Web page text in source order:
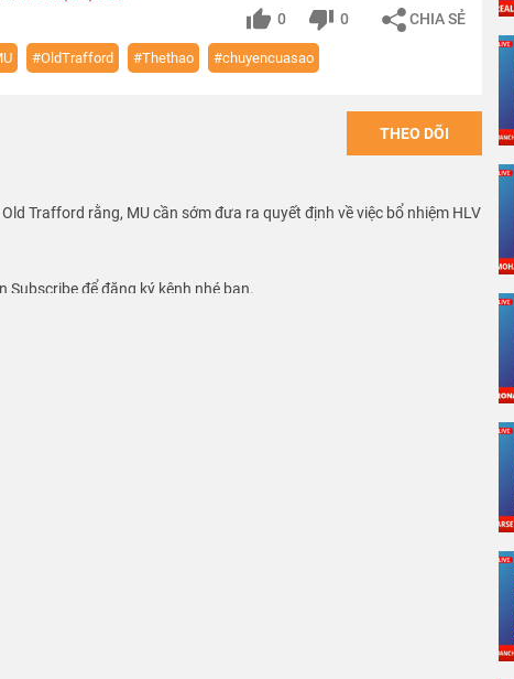
0 0 CHIA SẺ
#OldTrafford #Thethao #chuyencuasao
THEO DÕI
Trafford rằng, MU cần sớm đưa ra quyết định về việc bổ nhiệm HLV
để đăng ký kênh nhé bạn.